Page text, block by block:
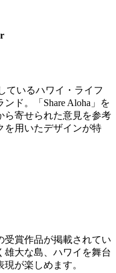
ているハワイ・ライフ
ド。「Share Aloha」を
ら寄せられた意見を参考
を用いたデザインが特
受賞作品が掲載されてい
雄大な島、ハワイを舞台
が楽しめます。